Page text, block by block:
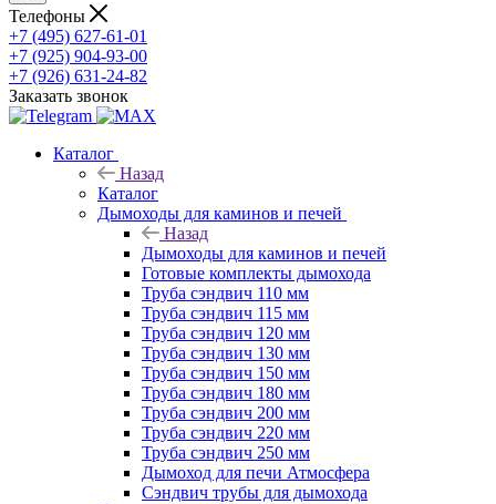
Телефоны
+7 (495) 627-61-01
+7 (925) 904-93-00
+7 (926) 631-24-82
Заказать звонок
Каталог
Назад
Каталог
Дымоходы для каминов и печей
Назад
Дымоходы для каминов и печей
Готовые комплекты дымохода
Труба сэндвич 110 мм
Труба сэндвич 115 мм
Труба сэндвич 120 мм
Труба сэндвич 130 мм
Труба сэндвич 150 мм
Труба сэндвич 180 мм
Труба сэндвич 200 мм
Труба сэндвич 220 мм
Труба сэндвич 250 мм
Дымоход для печи Атмосфера
Сэндвич трубы для дымохода